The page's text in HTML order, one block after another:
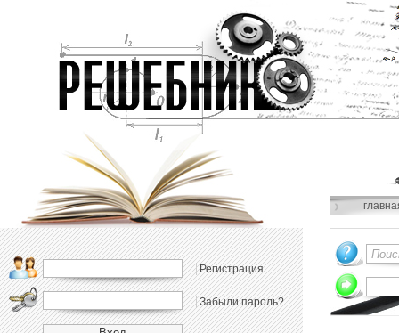
Регистрация
Забыли пароль?